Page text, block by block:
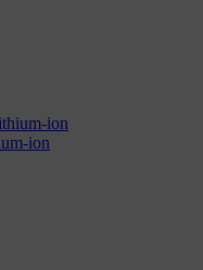
ion
ion